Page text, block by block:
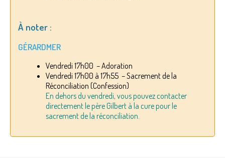
À noter :
GÉRARDMER
Vendredi 17h00 – Adoration
Vendredi 17h00 à 17h55 – Sacrement de la
Réconciliation (Confession)
En dehors du vendredi, vous pouvez contacter
directement le père Gilbert à la cure pour le
sacrement de la réconciliation.